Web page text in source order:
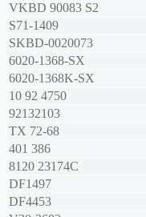
VKBD 90083 S2
S71-1409
SKBD-0020073
6020-1368-SX
6020-1368K-SX
10 92 4750
92132103
TX 72-68
401 386
8120 23174C
DF1497
DF4453